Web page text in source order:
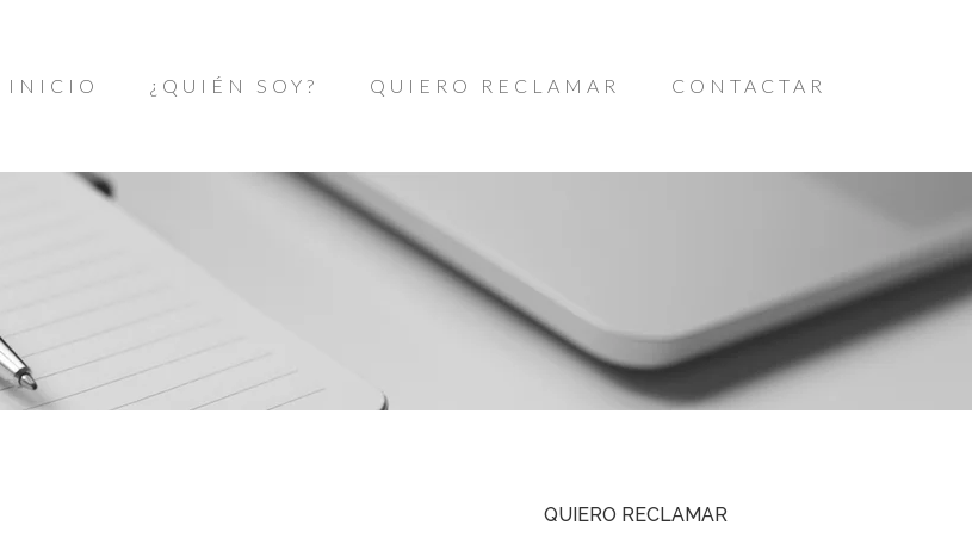
INICIO ¿QUIÉN SOY? QUIERO RECLAMAR CONTACTAR
QUIERO RECLAMAR